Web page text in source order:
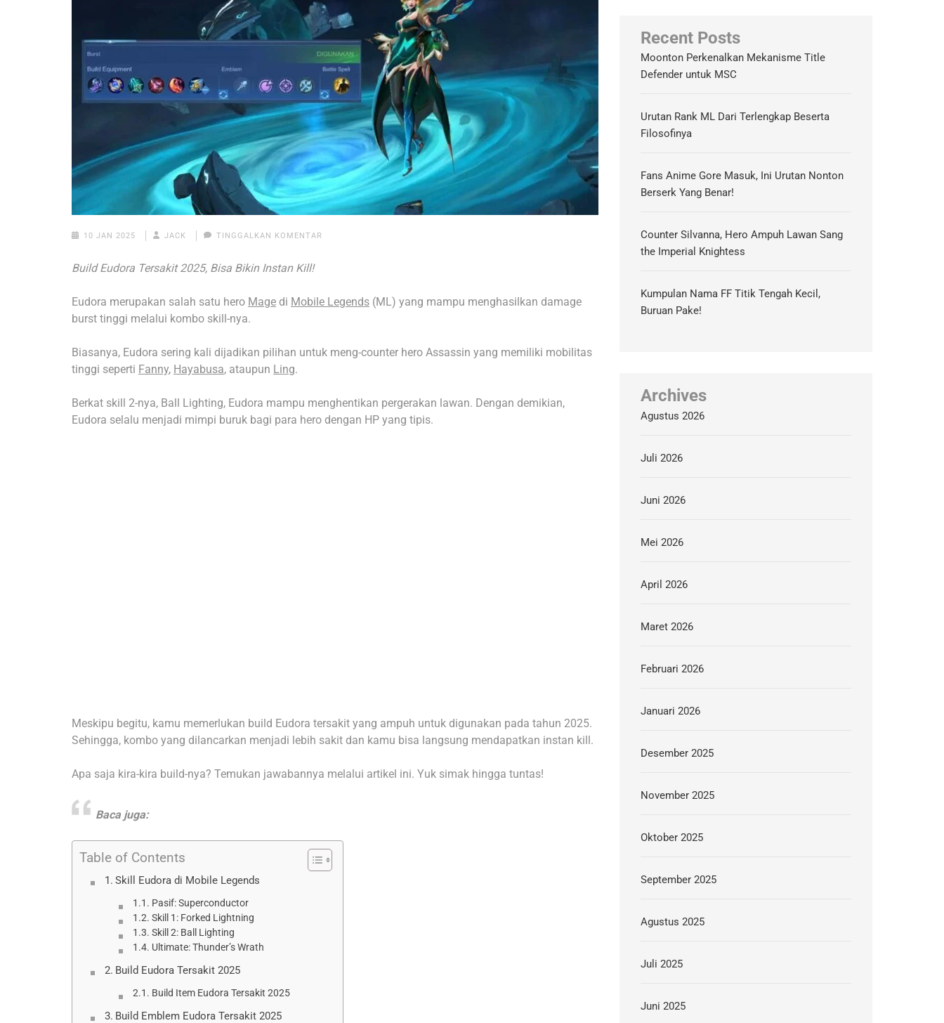
10 JAN 2025 JACK TINGGALKAN KOMENTAR
Build Eudora Tersakit 2025, Bisa Bikin Instan Kill!
Eudora merupakan salah satu hero Mage di Mobile Legends (ML) yang mampu menghasilkan damage
burst tinggi melalui kombo skill-nya.
Biasanya, Eudora sering kali dijadikan pilihan untuk meng-counter hero Assassin yang memiliki mobilitas
tinggi seperti Fanny, Hayabusa, ataupun Ling.
Berkat skill 2-nya, Ball Lighting, Eudora mampu menghentikan pergerakan lawan. Dengan demikian,
Eudora selalu menjadi mimpi buruk bagi para hero dengan HP yang tipis.
Meskipu begitu, kamu memerlukan build Eudora tersakit yang ampuh untuk digunakan pada tahun 2025.
Sehingga, kombo yang dilancarkan menjadi lebih sakit dan kamu bisa langsung mendapatkan instan kill.
Apa saja kira-kira build-nya? Temukan jawabannya melalui artikel ini. Yuk simak hingga tuntas!
Baca juga:
Table of Contents
Skill Eudora di Mobile Legends
Pasif: Superconductor
Skill 1: Forked Lightning
Skill 2: Ball Lighting
Ultimate: Thunder’s Wrath
Build Eudora Tersakit 2025
Build Item Eudora Tersakit 2025
Build Emblem Eudora Tersakit 2025
Recent Posts
Moonton Perkenalkan Mekanisme Title
Defender untuk MSC
Urutan Rank ML Dari Terlengkap Beserta
Filosofinya
Fans Anime Gore Masuk, Ini Urutan Nonton
Berserk Yang Benar!
Counter Silvanna, Hero Ampuh Lawan Sang
the Imperial Knightess
Kumpulan Nama FF Titik Tengah Kecil,
Buruan Pake!
Archives
Agustus 2026
Juli 2026
Juni 2026
Mei 2026
April 2026
Maret 2026
Februari 2026
Januari 2026
Desember 2025
November 2025
Oktober 2025
September 2025
Agustus 2025
Juli 2025
Juni 2025